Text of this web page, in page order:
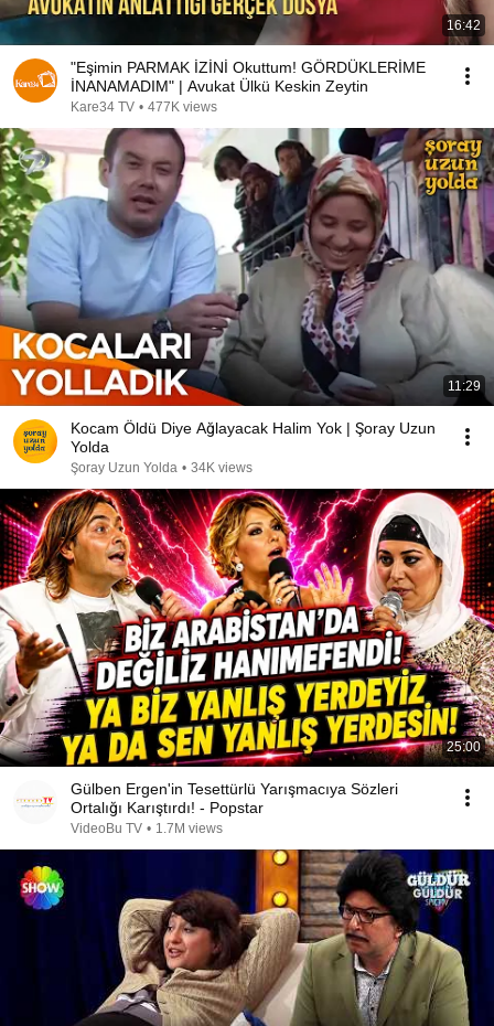
16:42
"Eşimin PARMAK İZİNİ Okuttum! GÖRDÜKLERİME
İNANAMADIM" | Avukat Ülkü Keskin Zeytin
Kare34 TV • 477K views
11:29
Kocam Öldü Diye Ağlayacak Halim Yok | Şoray Uzun
Yolda
Şoray Uzun Yolda • 34K views
25:00
Gülben Ergen'in Tesettürlü Yarışmacıya Sözleri
Ortalığı Karıştırdı! - Popstar
VideoBu TV • 1.7M views